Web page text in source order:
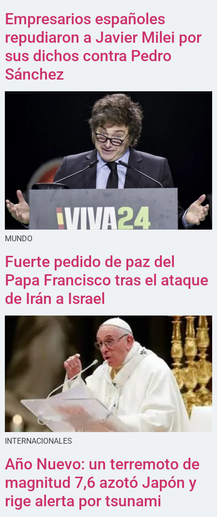
Empresarios españoles
repudiaron a Javier Milei por
sus dichos contra Pedro
Sánchez
MUNDO
Fuerte pedido de paz del
Papa Francisco tras el ataque
de Irán a Israel
INTERNACIONALES
Año Nuevo: un terremoto de
magnitud 7,6 azotó Japón y
rige alerta por tsunami